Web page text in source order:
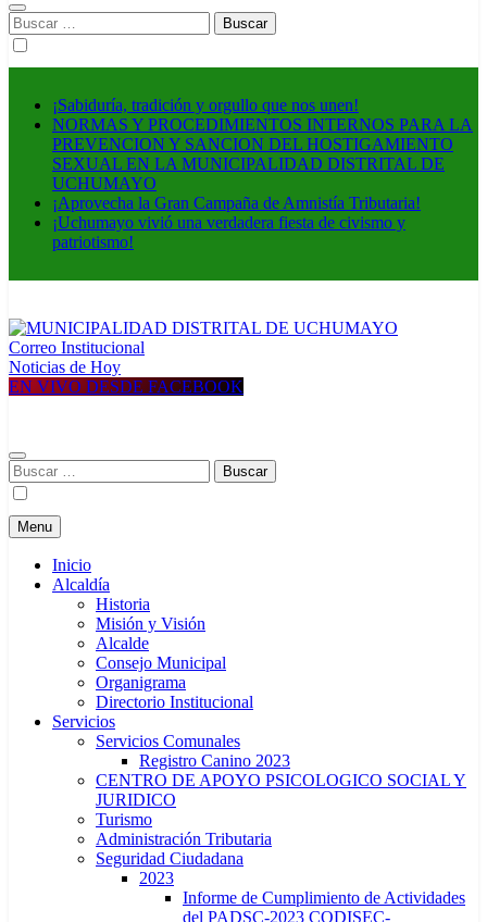
Buscar:
¡Sabiduría, tradición y orgullo que nos unen!
NORMAS Y PROCEDIMIENTOS INTERNOS PARA LA
PREVENCION Y SANCION DEL HOSTIGAMIENTO
SEXUAL EN LA MUNICIPALIDAD DISTRITAL DE
UCHUMAYO
¡Aprovecha la Gran Campaña de Amnistía Tributaria!
¡Uchumayo vivió una verdadera fiesta de civismo y
patriotismo!
MUNICIPALIDAD DISTRITAL DE UCHUMAYO
Construyendo una nueva Historia
Correo Institucional
Noticias de Hoy
EN VIVO DESDE FACEBOOK
Buscar:
Menu
Inicio
Alcaldía
Historia
Misión y Visión
Alcalde
Consejo Municipal
Organigrama
Directorio Institucional
Servicios
Servicios Comunales
Registro Canino 2023
CENTRO DE APOYO PSICOLOGICO SOCIAL Y
JURIDICO
Turismo
Administración Tributaria
Seguridad Ciudadana
2023
Informe de Cumplimiento de Actividades
del PADSC-2023 CODISEC-